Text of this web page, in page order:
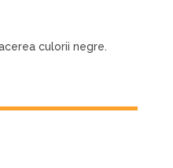
culorii negre.